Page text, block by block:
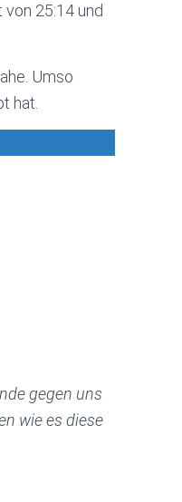
25:14 und
Umso
hat.
gegen uns
wie es diese